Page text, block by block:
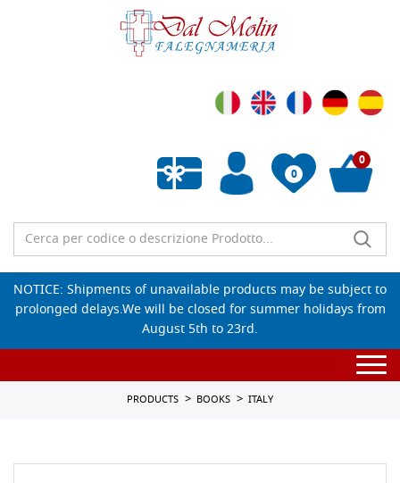
0
Empty wishlist
0
NOTICE: Shipments of unavailable products may be subject to
prolonged delays.We will be closed for summer holidays from
August 5th to 23rd.
PRODUCTS BOOKS ITALY